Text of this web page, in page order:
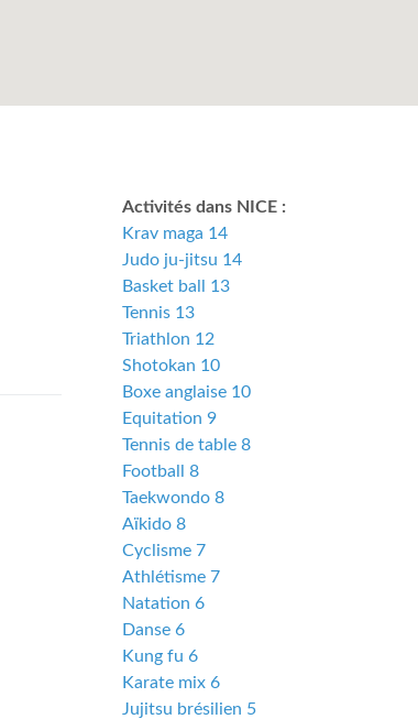
Activités dans NICE :
Krav maga 14
Judo ju-jitsu 14
Basket ball 13
Tennis 13
Triathlon 12
Shotokan 10
Boxe anglaise 10
Equitation 9
Tennis de table 8
Football 8
Taekwondo 8
Aïkido 8
Cyclisme 7
Athlétisme 7
Natation 6
Danse 6
Kung fu 6
Karate mix 6
Jujitsu brésilien 5